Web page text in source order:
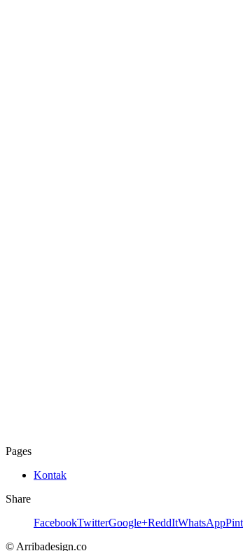
Pages
Kontak
Share
FacebookTwitterGoogle+ReddItWhatsApp
© Arribadesign.co